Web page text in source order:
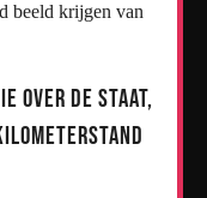
beeld krijgen van
over de staat,